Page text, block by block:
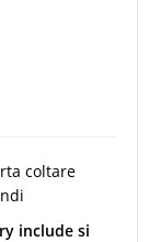
coltare
include si